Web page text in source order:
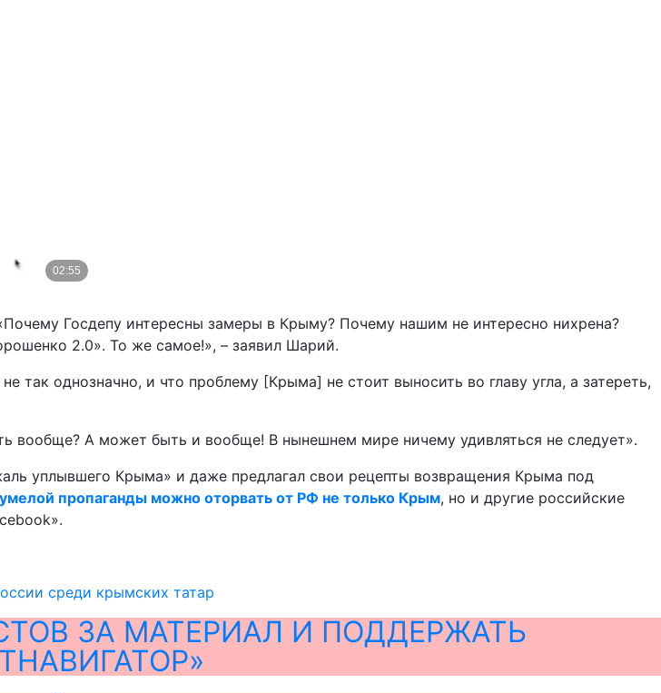
Госдепу интересны замеры в Крыму? Почему нашим не интересно нихрена?
2.0». То же самое!», – заявил Шарий.
однозначно, и что проблему [Крыма] не стоит выносить во главу угла, а затереть,
А может быть и вообще! В нынешнем мире ничему удивляться не следует».
уплывшего Крыма» и даже предлагал свои рецепты возвращения Крыма под
пропаганды можно оторвать от РФ не только Крым, но и другие российские
среди крымских татар
ЗА МАТЕРИАЛ И ПОДДЕРЖАТЬ